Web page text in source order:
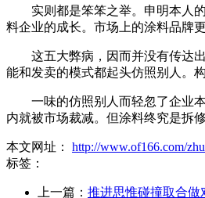
实则都是笨笨之举。申明本人的
料企业的成长。市场上的涂料品牌
这五大弊病，因而并没有传达出
能和发卖的模式都起头仿照别人。
一味的仿照别人而轻忽了企业本
内就被市场裁减。但涂料终究是拆修
本文网址： http://www.of166.com/
标签：
上一篇： 推进思惟碰撞取合做